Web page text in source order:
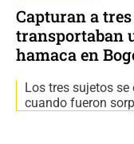
Capturan a
transportaban
hamaca en
Los tres sujetos
cuando fueron